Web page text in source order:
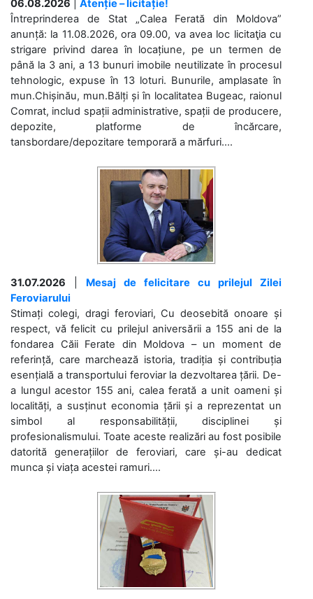
06.08.2026
Atenție – licitație!
Întreprinderea de Stat „Calea Ferată din Moldova”
anunță: la 11.08.2026, ora 09.00, va avea loc licitaţia cu
strigare privind darea în locațiune, pe un termen de
până la 3 ani, a 13 bunuri imobile neutilizate în procesul
tehnologic, expuse în 13 loturi. Bunurile, amplasate în
mun.Chișinău, mun.Bălți și în localitatea Bugeac, raionul
Comrat, includ spații administrative, spații de producere,
depozite, platforme de încărcare,
tansbordare/depozitare temporară a mărfuri....
31.07.2026
Mesaj de felicitare cu prilejul Zilei
Feroviarului
Stimați colegi, dragi feroviari, Cu deosebită onoare și
respect, vă felicit cu prilejul aniversării a 155 ani de la
fondarea Căii Ferate din Moldova – un moment de
referință, care marchează istoria, tradiția și contribuția
esențială a transportului feroviar la dezvoltarea țării. De-
a lungul acestor 155 ani, calea ferată a unit oameni și
localități, a susținut economia țării și a reprezentat un
simbol al responsabilității, disciplinei și
profesionalismului. Toate aceste realizări au fost posibile
datorită generațiilor de feroviari, care și-au dedicat
munca și viața acestei ramuri....